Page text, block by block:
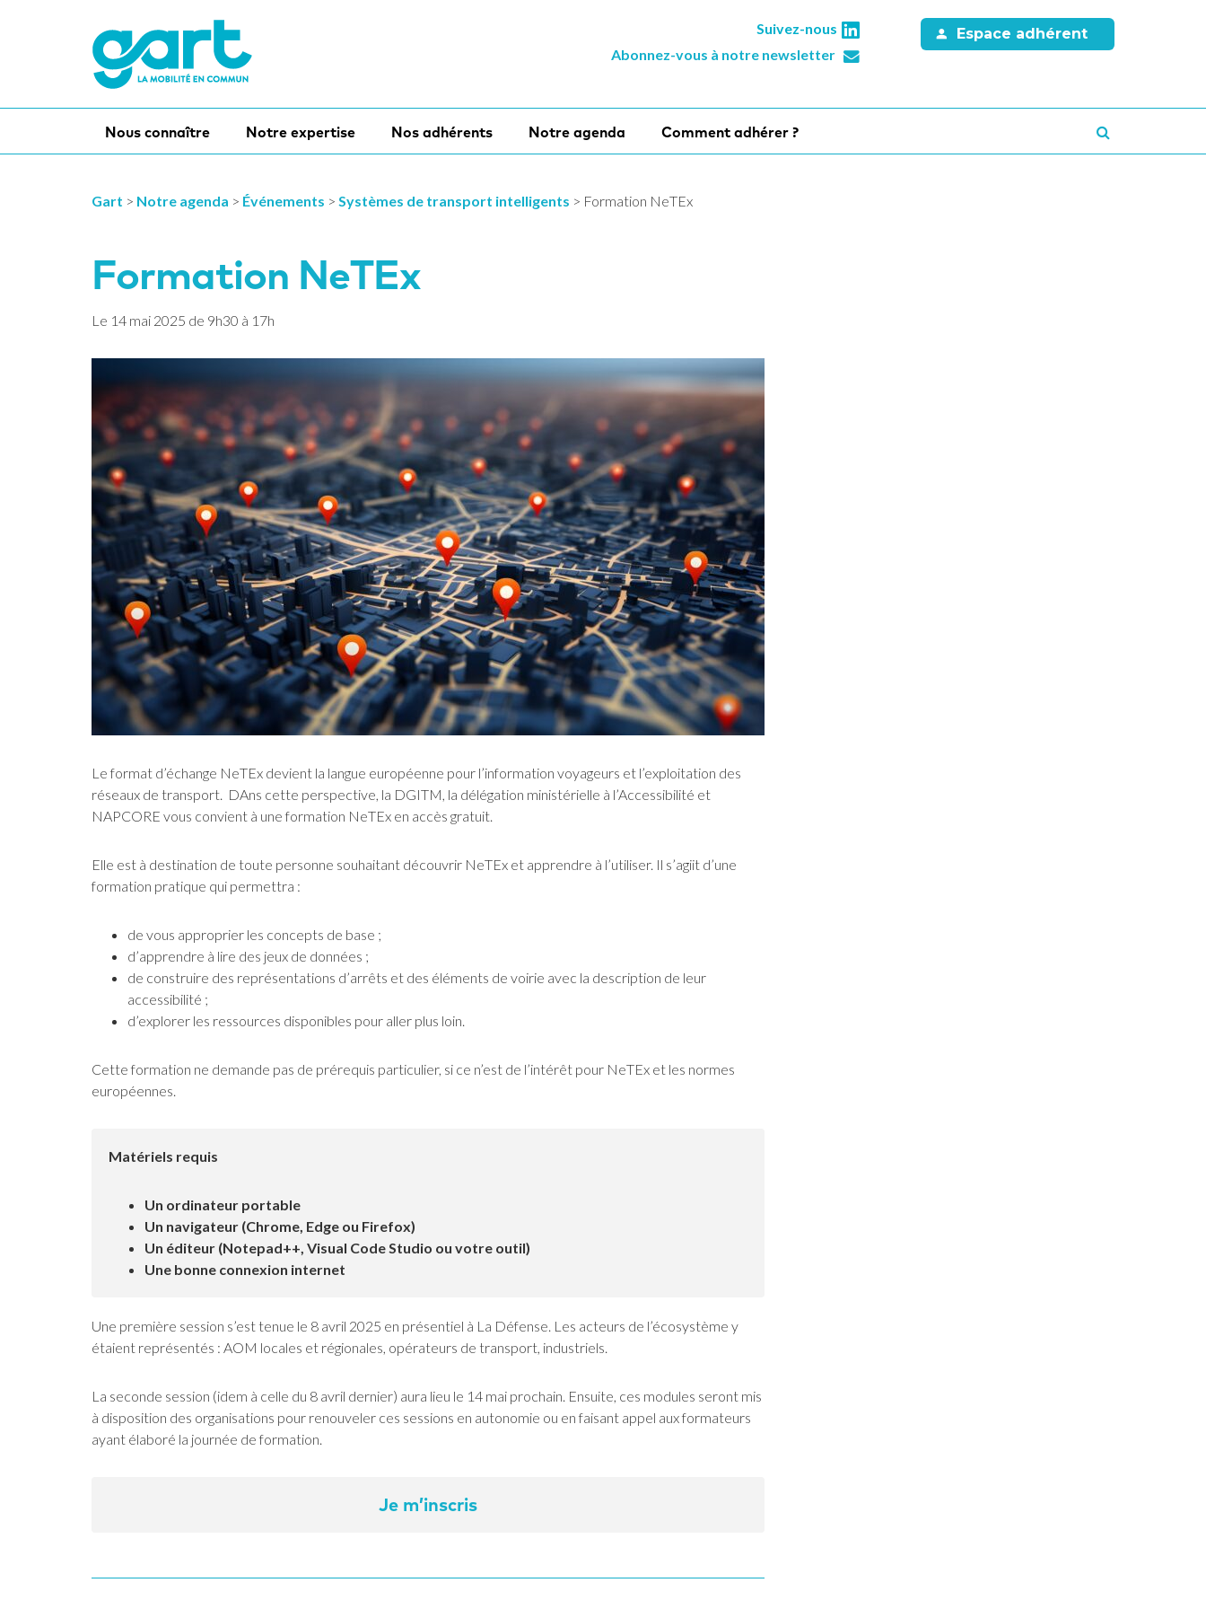
Suivez-nous
Abonnez-vous à notre newsletter
Espace adhérent
Nous connaître Notre expertise Nos adhérents Notre agenda Comment adhérer ?
Gart > Notre agenda > Événements > Systèmes de transport intelligents > Formation NeTEx
Formation NeTEx
Le 14 mai 2025 de 9h30 à 17h
Le format d’échange NeTEx devient la langue européenne pour l’information voyageurs et l’exploitation des
réseaux de transport. DAns cette perspective, la DGITM, la délégation ministérielle à l’Accessibilité et
NAPCORE vous convient à une formation NeTEx en accès gratuit.
Elle est à destination de toute personne souhaitant découvrir NeTEx et apprendre à l’utiliser. Il s’agiit d’une
formation pratique qui permettra :
de vous approprier les concepts de base ;
d’apprendre à lire des jeux de données ;
de construire des représentations d’arrêts et des éléments de voirie avec la description de leur
accessibilité ;
d’explorer les ressources disponibles pour aller plus loin.
Cette formation ne demande pas de prérequis particulier, si ce n’est de l’intérêt pour NeTEx et les normes
européennes.
Matériels requis
Un ordinateur portable
Un navigateur (Chrome, Edge ou Firefox)
Un éditeur (Notepad++, Visual Code Studio ou votre outil)
Une bonne connexion internet
Une première session s’est tenue le 8 avril 2025 en présentiel à La Défense. Les acteurs de l’écosystème y
étaient représentés : AOM locales et régionales, opérateurs de transport, industriels.
La seconde session (idem à celle du 8 avril dernier) aura lieu le 14 mai prochain. Ensuite, ces modules seront mis
à disposition des organisations pour renouveler ces sessions en autonomie ou en faisant appel aux formateurs
ayant élaboré la journée de formation.
Je m’inscris